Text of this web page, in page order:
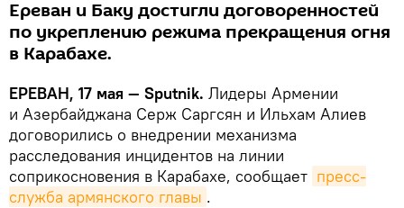
Ереван и Баку достигли договоренностей
по укреплению режима прекращения огня
в Карабахе.
ЕРЕВАН, 17 мая — Sputnik. Лидеры Армении
и Азербайджана Серж Саргсян и Ильхам Алиев
договорились о внедрении механизма
расследования инцидентов на линии
соприкосновения в Карабахе, сообщает пресс-
служба армянского главы .